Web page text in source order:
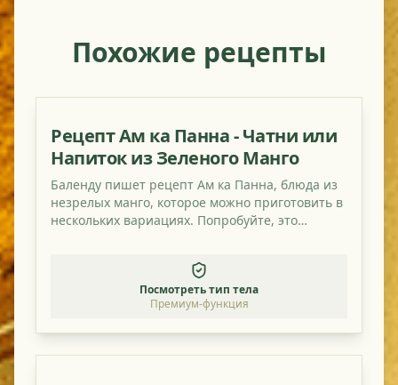
Похожие рецепты
Рецепт Ам ка Панна - Чатни или
Напиток из Зеленого Манго
Баленду пишет рецепт Ам ка Панна, блюда из
незрелых манго, которое можно приготовить в
нескольких вариациях. Попробуйте, это
Посмотреть тип тела
Премиум-функция